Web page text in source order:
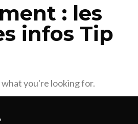
: les
infos Tip
you're looking for.